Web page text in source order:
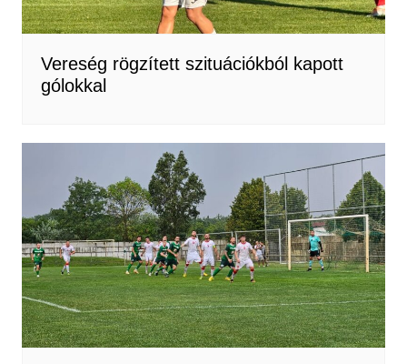
Vereség rögzített szituációkból kapott
gólokkal